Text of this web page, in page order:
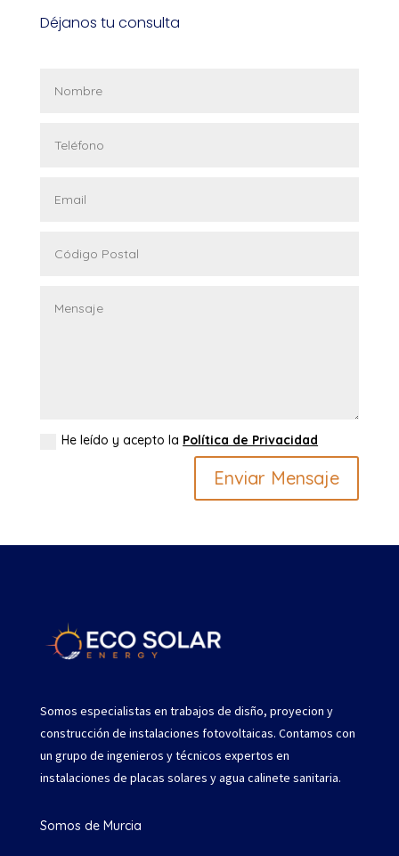
Déjanos tu consulta
He leído y acepto la Política de Privacidad
Enviar Mensaje
Somos especialistas en trabajos de disño, proyecion y
construcción de instalaciones fotovoltaicas. Contamos con
un grupo de ingenieros y técnicos expertos en
instalaciones de placas solares y agua calinete sanitaria.
Somos de Murcia